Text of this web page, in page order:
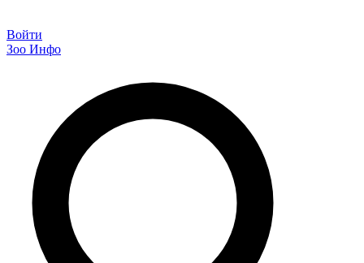
Войти
Зоо Инфо